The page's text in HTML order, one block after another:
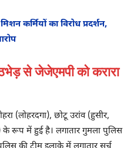
कर्मियों का विरोध प्रदर्शन,
से जेजेएमपी को करारा
(लोहरदगा), छोटू उरांव (हुसीर,
के रूप में हुई है। लगातार गुमला पुलिस